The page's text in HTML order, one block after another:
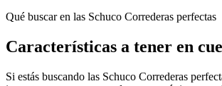
Qué buscar en las Schuco Correderas perfectas
Características a tener en
Si estás buscando las Schuco Correderas